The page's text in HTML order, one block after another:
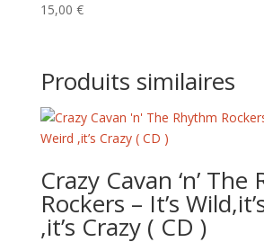
15,00 €
Produits similaires
Crazy Cavan ‘n’
Rockers – It’s
,it’s Crazy ( CD )